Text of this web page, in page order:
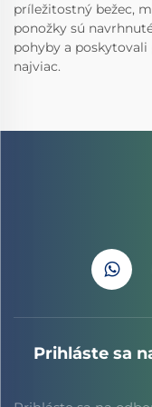
príležitostný bežec,
ponožky sú
pohyby a
najviac.
Prihláste sa